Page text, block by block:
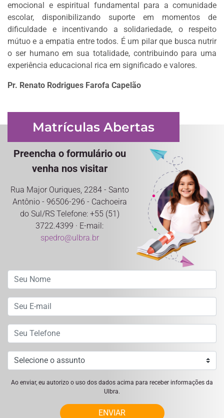
emocional e espiritual fundamental para a comunidade
escolar, disponibilizando suporte em momentos de
dificuldade e incentivando a solidariedade, o respeito
mútuo e a empatia entre todos. É um pilar que busca nutrir
o ser humano em sua totalidade, contribuindo para uma
experiência educacional rica em significado e valores.
Pr. Renato Rodrigues Farofa Capelão
Matrículas Abertas
Preencha o formulário ou
venha nos visitar
Rua Major Ouriques, 2284 - Santo
Antônio - 96506-296 - Cachoeira
do Sul/RS Telefone: +55 (51)
3722.4399 · E-mail:
spedro@ulbra.br
Ao enviar, eu autorizo o uso dos dados acima para receber informações da
Ulbra.
ENVIAR